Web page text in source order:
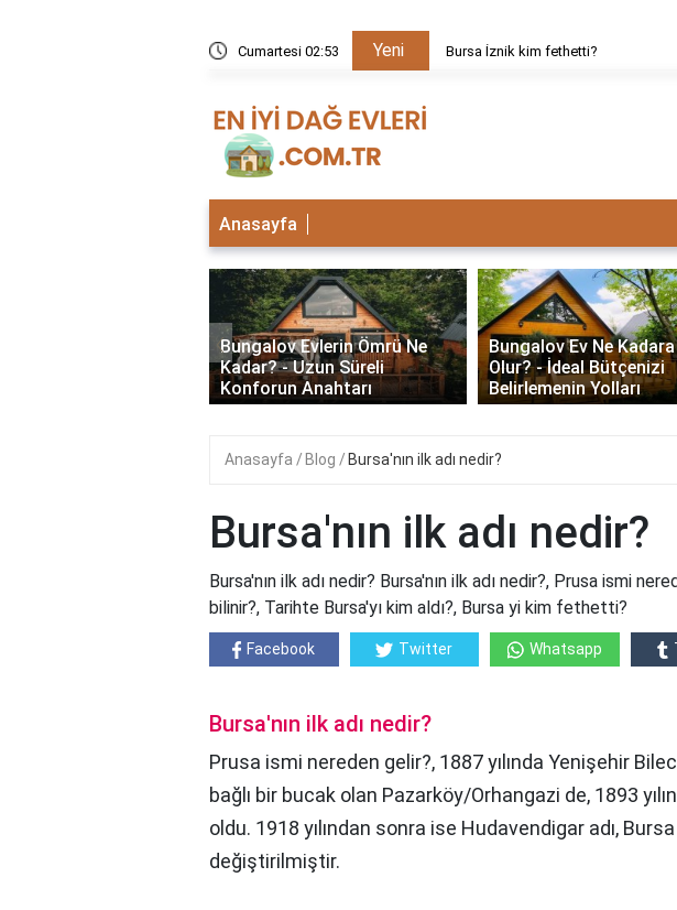
Cumartesi 02:53 Yeni Bursa İznik kim fethetti?
Anasayfa
Bungalov Evlerin Ömrü Ne
Kadar? - Uzun Süreli
Konforun Anahtarı
Bungalov Ev Ne
Olur? - İdeal Bütçenizi
Belirlemenin Yolları
‹
Anasayfa Blog Bursa'nın ilk adı nedir?
Bursa'nın ilk adı nedir?
Bursa'nın ilk adı nedir? Bursa'nın ilk adı nedir?, Prusa ismi
bilinir?, Tarihte Bursa'yı kim aldı?, Bursa yi kim fethetti?
Facebook Twitter Whatsapp
Bursa'nın ilk adı nedir?
Prusa ismi nereden gelir?, 1887 yılında Yenişehir
bağlı bir bucak olan Pazarköy/Orhangazi de, 1893
oldu. 1918 yılından sonra ise Hudavendigar adı,
değiştirilmiştir.